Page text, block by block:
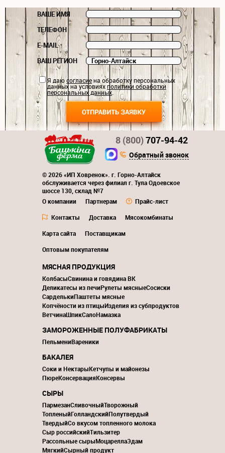
ВАШЕ ИМЯ
ТЕЛЕФОН
E-MAIL
ВАШ РЕГИОН
Я даюсогласиена обработку персональных
данных на условияхполитики обработки
персональных данных.
© 2026 «ИП Ховренок». г. Горно-Алтайск
обслуживается через филиал г. Тула Одоевское
шоссе 130, склад №7
О компании
Партнерам
Прайс-лист
Контакты
Доставка
Мясокомбинаты
Карта сайта
Поставщикам
Оптовым покупателям
8 (800)707-94-42
Обратный звонок
МЯСНАЯ ПРОДУКЦИЯ
КолбасыСвинина и говядина ВК
Деликатесы из печиРулеты мясныеСосиски
СарделькиПаштеты мясные
Копчёности из птицыИзделия из субпродуктов
ВетчинаШпикСалоНамазка
ЗАМОРОЖЕННЫЕ ПОЛУФАБРИКАТЫ
ПельмениВареники
БАКАЛЕЯ
Соки и НектарыКетчупы и майонезы
ПюреКонсервацияКонсервы
СЫРЫ
ПармезанСливочныйТворожный
ТопленыйГолландскийПолутвердый
ТвердыйСо вкусом топленного молока
Сыр российскийТильзитер
Рассольные сырыМоцареллаЭдам
МягкийСырный продукт